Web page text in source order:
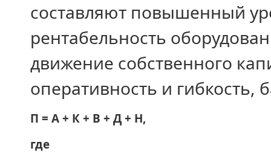
составляют повышенный
рентабельность
движение собственного
оперативность и
П = А + К + В + Д + Н,
где